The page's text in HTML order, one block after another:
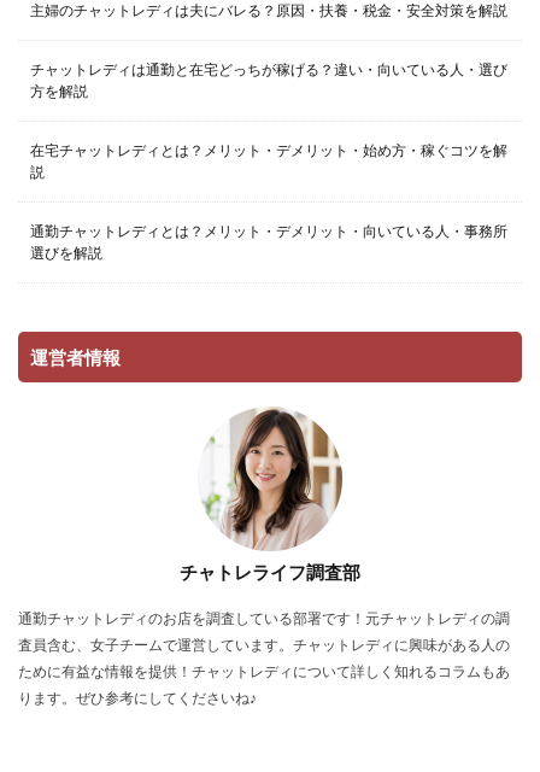
主婦のチャットレディは夫にバレる？原因・扶養・税金・安全対策を解説
チャットレディは通勤と在宅どっちが稼げる？違い・向いている人・選び
方を解説
在宅チャットレディとは？メリット・デメリット・始め方・稼ぐコツを解
説
通勤チャットレディとは？メリット・デメリット・向いている人・事務所
選びを解説
運営者情報
チャトレライフ調査部
通勤チャットレディのお店を調査している部署です！元チャットレディの調
査員含む、女子チームで運営しています。チャットレディに興味がある人の
ために有益な情報を提供！チャットレディについて詳しく知れるコラムもあ
ります。ぜひ参考にしてくださいね♪